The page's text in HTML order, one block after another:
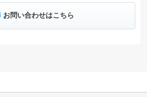
お問い合わせはこちら